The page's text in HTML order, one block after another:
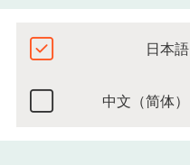
日本語
中文（简体）